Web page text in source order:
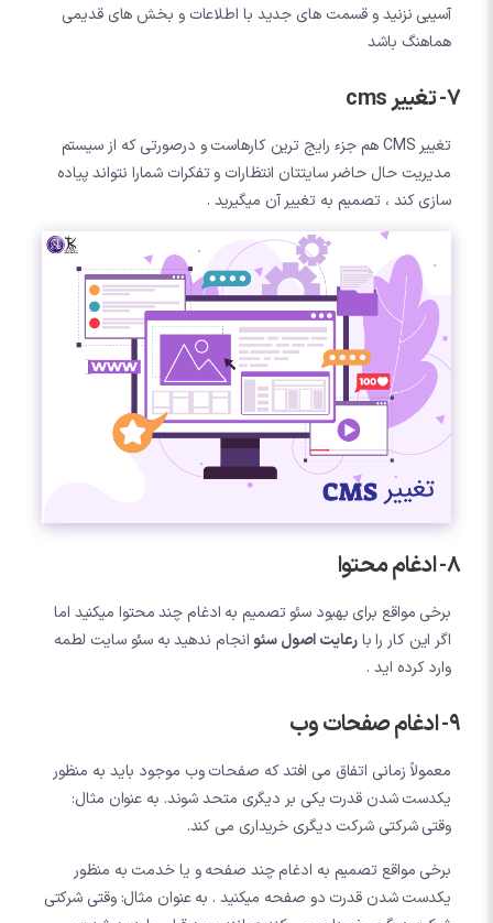
آسیبی نزنید و قسمت های جدید با اطلاعات و بخش های قدیمی
هماهنگ باشد
7- تغییر cms
تغییر CMS هم جزء رایج ترین کارهاست و درصورتی که از سیستم
مدیریت حال حاضر سایتتان انتظارات و تفکرات شمارا نتواند پیاده
سازی کند ، تصمیم به تغییر آن میگیرید .
8- ادغام محتوا
برخی مواقع برای بهبود سئو تصمیم به ادغام چند محتوا میکنید اما
اگر این کار را بارعایت اصول سئوانجام ندهید به سئو سایت لطمه
وارد کرده اید .
9- ادغام صفحات وب
معمولاً زمانی اتفاق می افتد که صفحات وب موجود باید به منظور
یکدست شدن قدرت یکی بر دیگری متحد شوند. به عنوان مثال:
وقتی شرکتی شرکت دیگری خریداری می کند.
برخی مواقع تصمیم به ادغام چند صفحه و یا خدمت به منظور
یکدست شدن قدرت دو صفحه میکنید . به عنوان مثال: وقتی شرکتی